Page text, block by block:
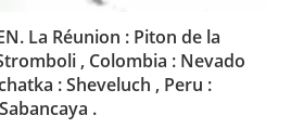
La Réunion : Piton de la
, Colombia : Nevado
: Sheveluch , Peru :
Sabancaya .